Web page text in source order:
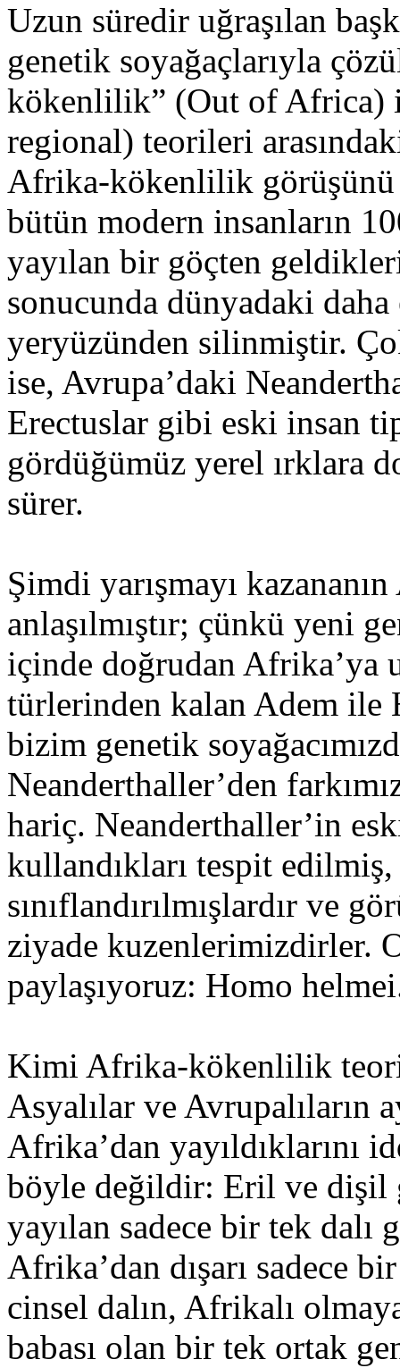
Uzun süredir uğraşılan
genetik soyağaçlarıyla
kökenlilik” (Out of
regional) teorileri
Afrika-kökenlilik görüşünü
bütün modern insanların
yayılan bir göçten
sonucunda dünyadaki
yeryüzünden silinmiştir.
ise, Avrupa’daki
Erectuslar gibi eski insan
gördüğümüz yerel ırklara
sürer.
Şimdi yarışmayı
anlaşılmıştır; çünkü yeni
içinde doğrudan Afrika’ya
türlerinden kalan Adem ile
bizim genetik
Neanderthaller’den
hariç. Neanderthaller’in
kullandıkları tespit
sınıflandırılmışlardır ve
ziyade kuzenlerimizdirler.
paylaşıyoruz: Homo
Kimi Afrika-kökenlilik
Asyalılar ve Avrupalıların
Afrika’dan yayıldıklarını
böyle değildir: Eril ve dişil
yayılan sadece bir tek dalı
Afrika’dan dışarı sadece
cinsel dalın, Afrikalı
babası olan bir tek ortak